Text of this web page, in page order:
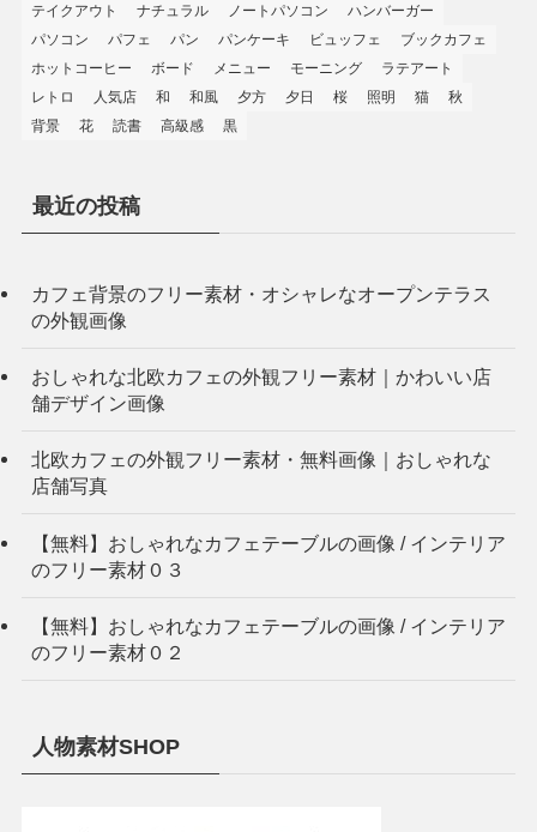
テイクアウト
ナチュラル ノートパソコン
ハンバーガー
パソコン
パフェ パン パンケーキ ビュッフェ
ブックカフェ
ホットコーヒー
ボード メニュー モーニング
ラテアート
レトロ
人気店 和 和風 夕方 夕日 桜 照明 猫
秋
背景
花 読書 高級感 黒
最近の投稿
カフェ背景のフリー素材・オシャレなオープンテラス
の外観画像
おしゃれな北欧カフェの外観フリー素材｜かわいい店
舗デザイン画像
北欧カフェの外観フリー素材・無料画像｜おしゃれな
店舗写真
【無料】おしゃれなカフェテーブルの画像 / インテリア
のフリー素材０３
【無料】おしゃれなカフェテーブルの画像 / インテリア
のフリー素材０２
人物素材SHOP